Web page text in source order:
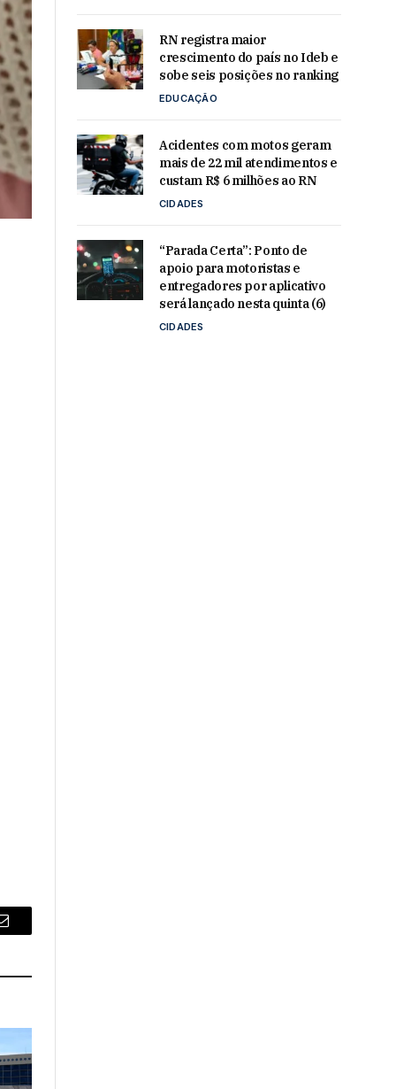
Email
RN registra maior
crescimento do país no Ideb e
sobe seis posições no ranking
EDUCAÇÃO
Acidentes com motos geram
mais de 22 mil atendimentos e
custam R$ 6 milhões ao RN
CIDADES
“Parada Certa”: Ponto de
apoio para motoristas e
entregadores por aplicativo
será lançado nesta quinta (6)
CIDADES